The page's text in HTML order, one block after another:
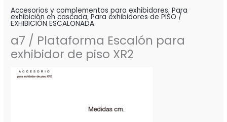
Accesorios y complementos para exhibidores,Para
exhibición en cascada,Para exhibidores de PISO /
EXHIBICIÓN ESCALONADA
a7 / Plataforma Escalón para
exhibidor de piso XR2